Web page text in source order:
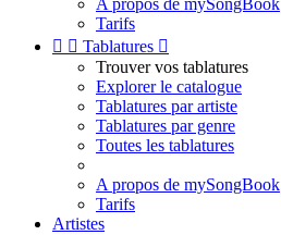
A propos de mySongBook
Tarifs
  Tablatures 
Trouver vos tablatures
Explorer le catalogue
Tablatures par artiste
Tablatures par genre
Toutes les tablatures
A propos de mySongBook
Tarifs
Artistes